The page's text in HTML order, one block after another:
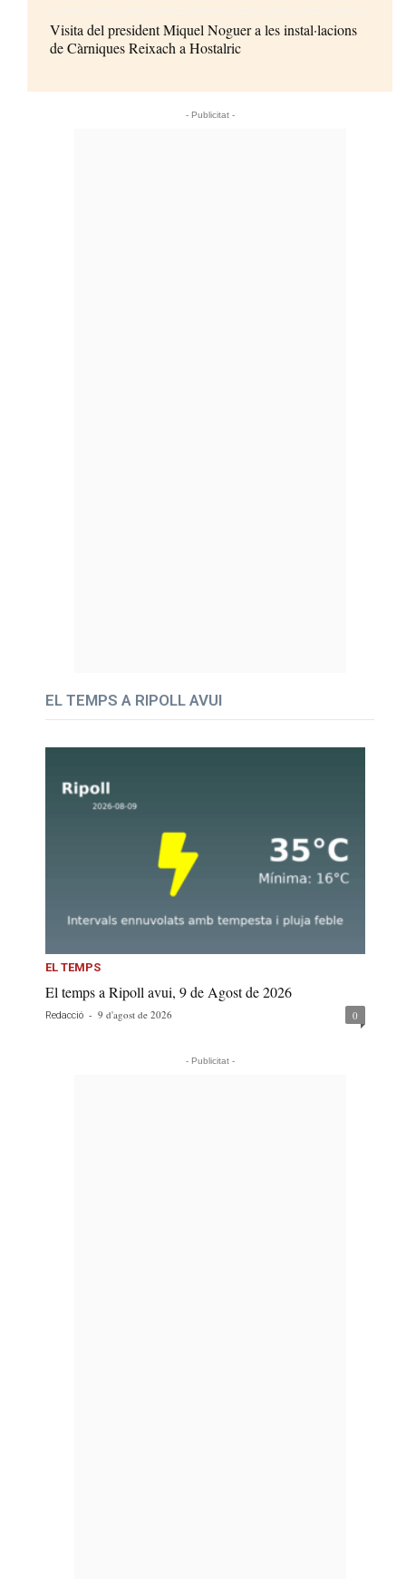
Visita del president Miquel Noguer a les instal·lacions
de Càrniques Reixach a Hostalric
- Publicitat -
EL TEMPS A RIPOLL AVUI
EL TEMPS
El temps a Ripoll avui, 9 de Agost de 2026
Redacció - 9 d'agost de 2026 0
- Publicitat -